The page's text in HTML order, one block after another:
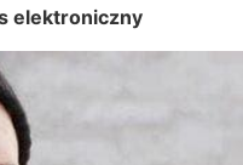
elektroniczny